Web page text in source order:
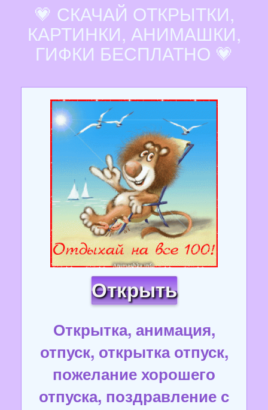
💗 СКАЧАЙ ОТКРЫТКИ,
КАРТИНКИ, АНИМАШКИ,
ГИФКИ БЕСПЛАТНО 💗
Открыть
Открытка, анимация,
отпуск, открытка отпуск,
пожелание хорошего
отпуска, поздравление с